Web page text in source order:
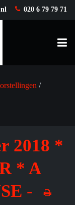
020 6 79 79 71
2018 *
* A
-